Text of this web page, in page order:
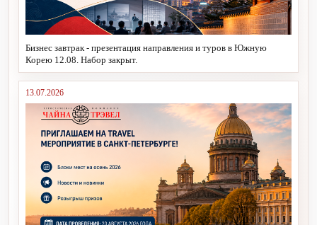
Бизнес завтрак - презентация направления и туров в Южную
Корею 12.08. Набор закрыт.
13.07.2026